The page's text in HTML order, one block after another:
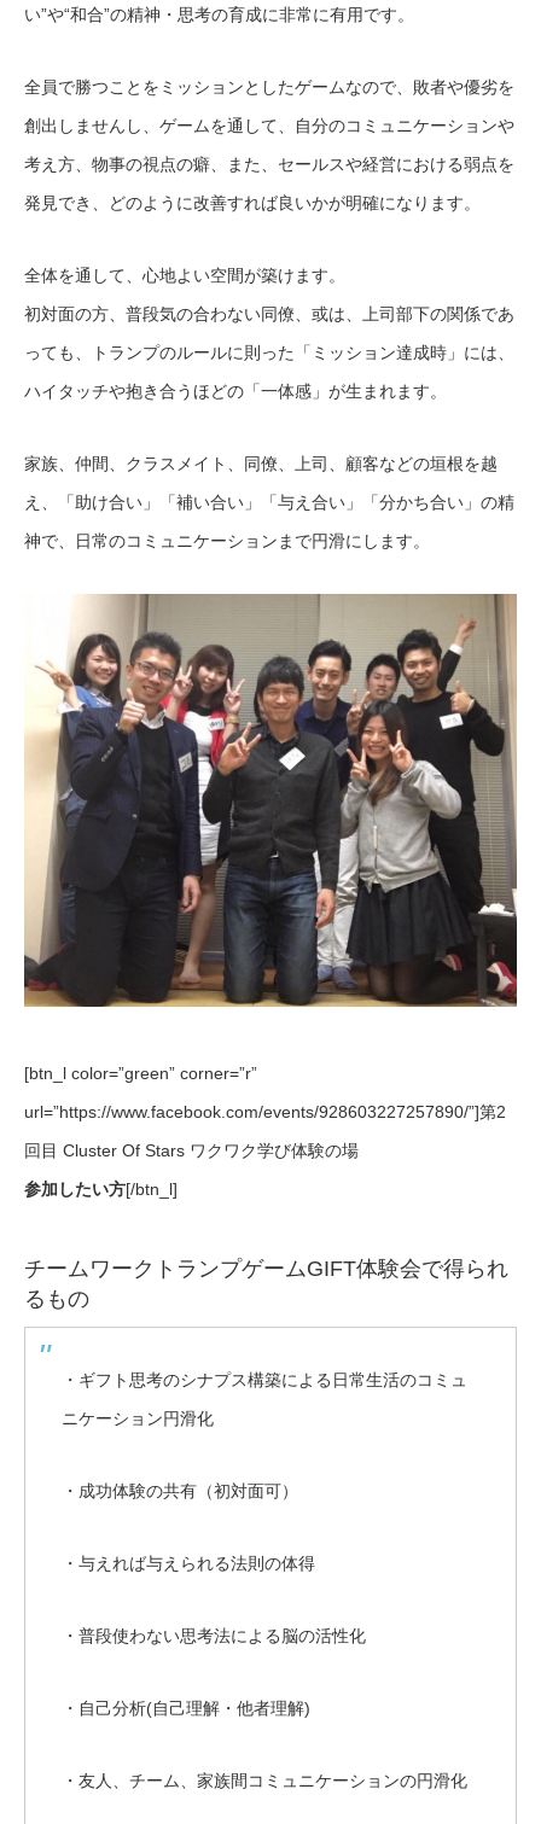
い”や“和合”の精神・思考の育成に非常に有用です。
全員で勝つことをミッションとしたゲームなので、敗者や優劣を
創出しませんし、ゲームを通して、自分のコミュニケーションや
考え方、物事の視点の癖、また、セールスや経営における弱点を
発見でき、どのように改善すれば良いかが明確になります。
全体を通して、心地よい空間が築けます。
初対面の方、普段気の合わない同僚、或は、上司部下の関係であ
っても、トランプのルールに則った「ミッション達成時」には、
ハイタッチや抱き合うほどの「一体感」が生まれます。
家族、仲間、クラスメイト、同僚、上司、顧客などの垣根を越
え、「助け合い」「補い合い」「与え合い」「分かち合い」の精
神で、日常のコミュニケーションまで円滑にします。
[btn_l color=”green” corner=”r”
url=”https://www.facebook.com/events/928603227257890/”]第2
回目 Cluster Of Stars ワクワク学び体験の場
参加したい方[/btn_l]
チームワークトランプゲームGIFT体験会で得られ
るもの
・ギフト思考のシナプス構築による日常生活のコミュ
ニケーション円滑化
・成功体験の共有（初対面可）
・与えれば与えられる法則の体得
・普段使わない思考法による脳の活性化
・自己分析(自己理解・他者理解)
・友人、チーム、家族間コミュニケーションの円滑化